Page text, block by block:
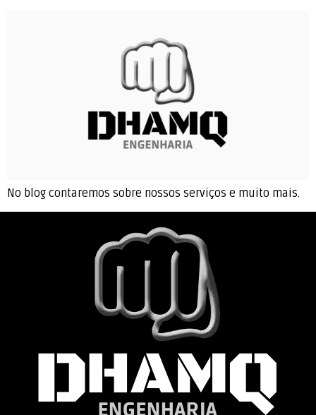
No blog contaremos sobre nossos serviços e muito mais.